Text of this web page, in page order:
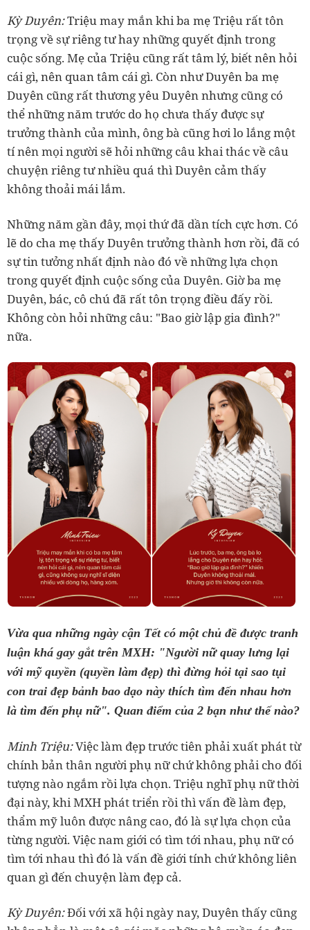
‏Kỳ Duyên:Triệu may mắn khi ba mẹ Triệu rất tôn
trọng về sự riêng tư hay những quyết định trong
cuộc sống. Mẹ của Triệu cũng rất tâm lý, biết nên hỏi
cái gì, nên quan tâm cái gì. Còn như Duyên ba mẹ
Duyên cũng rất thương yêu Duyên nhưng cũng có
thể những năm trước do họ chưa thấy được sự
trưởng thành của mình, ông bà cũng hơi lo lắng một
tí nên mọi người sẽ hỏi những câu khai thác về câu
chuyện riêng tư nhiều quá thì Duyên cảm thấy
lẽ do cha mẹ thấy Duyên trưởng thành hơn rồi, đã có
sự tin tưởng nhất định nào đó về những lựa chọn
trong quyết định cuộc sống của Duyên. Giờ ba mẹ
Duyên, bác, cô chú đã rất tôn trọng điều đấy rồi.
Không còn hỏi những câu: "Bao giờ lập gia đình?"
nữa.
luận khá gay gắt trên MXH: "Người nữ quay lưng lại
với mỹ quyền (quyền làm đẹp) thì đừng hỏi tại sao tụi
con trai đẹp bảnh bao dạo này thích tìm đến nhau hơn
là tìm đến phụ nữ". Quan điểm của 2 bạn như thế nào?
‏Minh Triệu:Việc làm đẹp trước tiên phải xuất phát từ
chính bản thân người phụ nữ chứ không phải cho đối
tượng nào ngắm rồi lựa chọn. Triệu nghĩ phụ nữ thời
đại này, khi MXH phát triển rồi thì vấn đề làm đẹp,
thẩm mỹ luôn được nâng cao, đó là sự lựa chọn của
từng người. Việc nam giới có tìm tới nhau, phụ nữ có
tìm tới nhau thì đó là vấn đề giới tính chứ không liên
‏Kỳ Duyên:Đối với xã hội ngày nay, Duyên thấy cũng